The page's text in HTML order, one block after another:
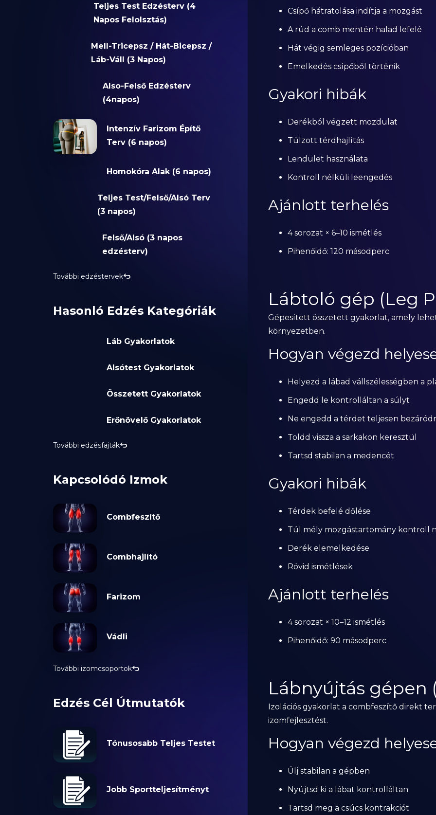
Teljes Test Edzésterv (4
Napos Felolsztás)
Mell-Tricepsz / Hát-Bicepsz /
Láb-Váll (3 Napos)
Also-Felső Edzésterv
(4napos)
Intenzív Farizom Építő
Terv (6 napos)
Homokóra Alak (6 napos)
Teljes Test/Felső/Alsó Terv
(3 napos)
Felső/Alsó (3 napos
edzésterv)
További edzéstervek
Hasonló Edzés Kategóriák
Láb Gyakorlatok
Alsótest Gyakorlatok
Összetett Gyakorlatok
Erőnövelő Gyakorlatok
További edzésfajták
Kapcsolódó Izmok
Combfeszítő
Combhajlító
Farizom
Vádli
További izomcsoportok
Edzés Cél Útmutatók
Tónusosabb Teljes Testet
Jobb Sportteljesítményt
Csípő hátratolása indítja a mozgást
A rúd a comb mentén halad lefelé
Hát végig semleges pozícióban
Emelkedés csípőből történik
Gyakori hibák
Derékból végzett mozdulat
Túlzott térdhajlítás
Lendület használata
Kontroll nélküli leengedés
Ajánlott terhelés
4 sorozat × 6–10 ismétlés
Pihenőidő: 120 másodperc
Lábtoló gép (Leg
Gépesített összetett gyakorlat, amely
környezetben.
Hogyan végezd
Helyezd a lábad vállszélességben a
Engedd le kontrolláltan a súlyt
Ne engedd a térdet teljesen
Toldd vissza a sarkakon keresztül
Tartsd stabilan a medencét
Gyakori hibák
Térdek befelé dőlése
Túl mély mozgástartomány kontroll
Derék elemelkedése
Rövid ismétlések
Ajánlott terhelés
4 sorozat × 10–12 ismétlés
Pihenőidő: 90 másodperc
Lábnyújtás gépen
Izolációs gyakorlat a combfeszítő direkt
izomfejlesztést.
Hogyan végezd
Ülj stabilan a gépben
Nyújtsd ki a lábat kontrolláltan
Tartsd meg a csúcs kontrakciót